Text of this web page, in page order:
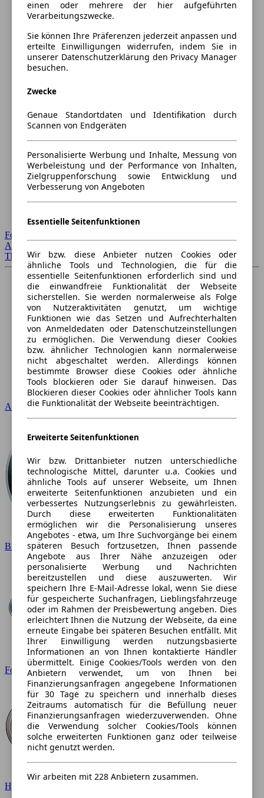
Forum Startseite
Alle Auto-Foren
Themen-Forum
Audi
BMW
Ford
Hyundai
einen oder mehrere der hier aufgeführten
Verarbeitungszwecke.
Sie können Ihre Präferenzen jederzeit anpassen und
erteilte Einwilligungen widerrufen, indem Sie in
unserer Datenschutzerklärung den Privacy Manager
besuchen.
Zwecke
Genaue Standortdaten und Identifikation durch
Scannen von Endgeräten
Personalisierte Werbung und Inhalte, Messung von
Werbeleistung und der Performance von Inhalten,
Zielgruppenforschung sowie Entwicklung und
Verbesserung von Angeboten
Essentielle Seitenfunktionen
Wir bzw. diese Anbieter nutzen Cookies oder
ähnliche Tools und Technologien, die für die
essentielle Seitenfunktionen erforderlich sind und
die einwandfreie Funktionalität der Webseite
sicherstellen. Sie werden normalerweise als Folge
von Nutzeraktivitäten genutzt, um wichtige
Funktionen wie das Setzen und Aufrechterhalten
von Anmeldedaten oder Datenschutzeinstellungen
zu ermöglichen. Die Verwendung dieser Cookies
bzw. ähnlicher Technologien kann normalerweise
nicht abgeschaltet werden. Allerdings können
bestimmte Browser diese Cookies oder ähnliche
Tools blockieren oder Sie darauf hinweisen. Das
Blockieren dieser Cookies oder ähnlicher Tools kann
die Funktionalität der Webseite beeinträchtigen.
Erweiterte Seitenfunktionen
Wir bzw. Drittanbieter nutzen unterschiedliche
technologische Mittel, darunter u.a. Cookies und
ähnliche Tools auf unserer Webseite, um Ihnen
erweiterte Seitenfunktionen anzubieten und ein
verbessertes Nutzungserlebnis zu gewährleisten.
Durch diese erweiterten Funktionalitäten
ermöglichen wir die Personalisierung unseres
Angebotes - etwa, um Ihre Suchvorgänge bei einem
späteren Besuch fortzusetzen, Ihnen passende
Angebote aus Ihrer Nähe anzuzeigen oder
personalisierte Werbung und Nachrichten
bereitzustellen und diese auszuwerten. Wir
speichern Ihre E-Mail-Adresse lokal, wenn Sie diese
für gespeicherte Suchanfragen, Lieblingsfahrzeuge
oder im Rahmen der Preisbewertung angeben. Dies
erleichtert Ihnen die Nutzung der Webseite, da eine
erneute Eingabe bei späteren Besuchen entfällt. Mit
Ihrer Einwilligung werden nutzungsbasierte
Informationen an von Ihnen kontaktierte Händler
übermittelt. Einige Cookies/Tools werden von den
Anbietern verwendet, um von Ihnen bei
Finanzierungsanfragen angegebene Informationen
für 30 Tage zu speichern und innerhalb dieses
Zeitraums automatisch für die Befüllung neuer
Finanzierungsanfragen wiederzuverwenden. Ohne
die Verwendung solcher Cookies/Tools können
solche erweiterten Funktionen ganz oder teilweise
nicht genutzt werden.
Wir arbeiten mit 228 Anbietern zusammen.